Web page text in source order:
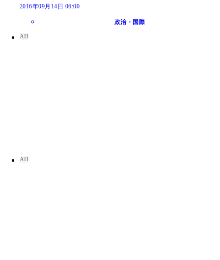
2016年09月14日 06:00
政治・国際